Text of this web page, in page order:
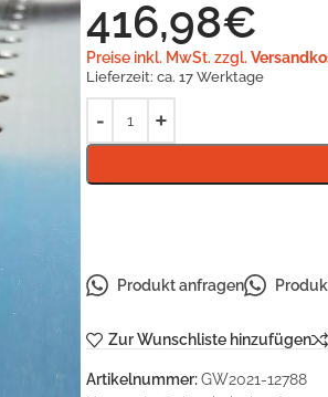
416,98€
Preise inkl. MwSt. zzgl.
Lieferzeit: ca. 17 Werktage
Produkt anfragen
Zur Wunschliste hinzufügen
Artikelnummer:GW2021-12788